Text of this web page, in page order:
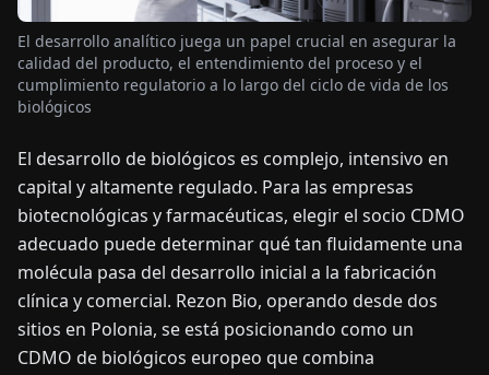
ENDEFRES NLPL
El desarrollo analítico juega un papel crucial en asegurar la
calidad del producto, el entendimiento del proceso y el
cumplimiento regulatorio a lo largo del ciclo de vida de los
biológicos
El desarrollo de biológicos es complejo, intensivo en
capital y altamente regulado. Para las empresas
biotecnológicas y farmacéuticas, elegir el socio CDMO
adecuado puede determinar qué tan fluidamente una
molécula pasa del desarrollo inicial a la fabricación
clínica y comercial. Rezon Bio, operando desde dos
sitios en Polonia, se está posicionando como un
CDMO de biológicos europeo que combina